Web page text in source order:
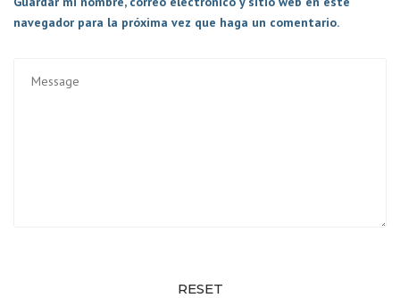
navegador para la próxima vez que haga un comentario.
RESET